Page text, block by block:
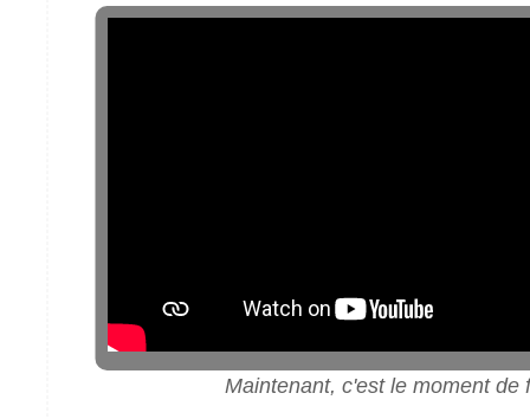
Maintenant, c'est le moment de